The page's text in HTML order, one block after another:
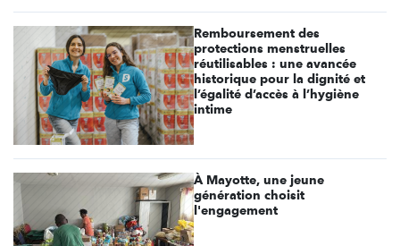
Remboursement des
protections menstruelles
réutilisables : une avancée
historique pour la dignité et
l’égalité d’accès à l’hygiène
intime
À Mayotte, une jeune
génération choisit
l'engagement